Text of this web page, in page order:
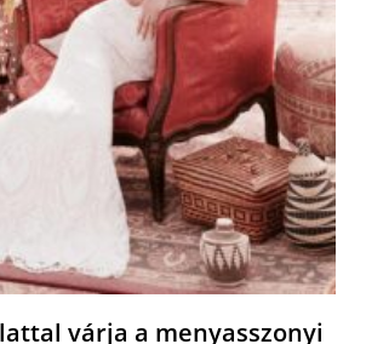
várja a menyasszonyi